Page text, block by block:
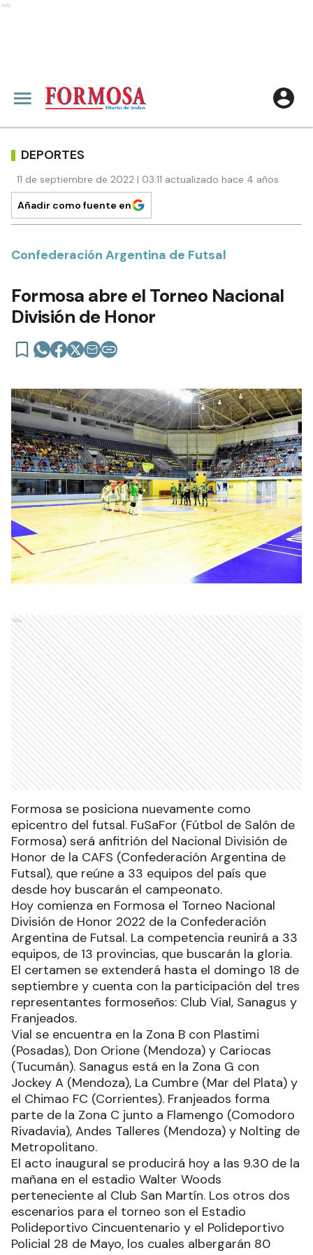
Ads
DEPORTES
11 de septiembre de 2022 | 03:11 actualizado hace 4 años
Añadir como fuente en
Confederación Argentina de Futsal
Formosa abre el Torneo Nacional
División de Honor
Ads
Formosa se posiciona nuevamente como
epicentro del futsal. FuSaFor (Fútbol de Salón de
Formosa) será anfitrión del Nacional División de
Honor de la CAFS (Confederación Argentina de
Futsal), que reúne a 33 equipos del país que
desde hoy buscarán el campeonato.
Hoy comienza en Formosa el Torneo Nacional
División de Honor 2022 de la Confederación
Argentina de Futsal. La competencia reunirá a 33
equipos, de 13 provincias, que buscarán la gloria.
El certamen se extenderá hasta el domingo 18 de
septiembre y cuenta con la participación del tres
representantes formoseños: Club Vial, Sanagus y
Franjeados.
Vial se encuentra en la Zona B con Plastimi
(Posadas), Don Orione (Mendoza) y Cariocas
(Tucumán). Sanagus está en la Zona G con
Jockey A (Mendoza), La Cumbre (Mar del Plata) y
el Chimao FC (Corrientes). Franjeados forma
parte de la Zona C junto a Flamengo (Comodoro
Rivadavia), Andes Talleres (Mendoza) y Nolting de
Metropolitano.
El acto inaugural se producirá hoy a las 9.30 de la
mañana en el estadio Walter Woods
perteneciente al Club San Martín. Los otros dos
escenarios para el torneo son el Estadio
Polideportivo Cincuentenario y el Polideportivo
Policial 28 de Mayo, los cuales albergarán 80